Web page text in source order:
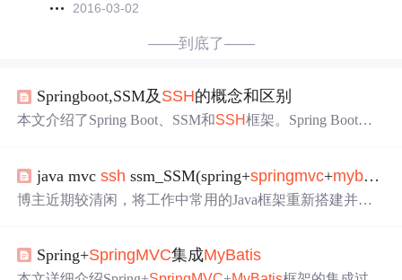
2016-03-02
——到底了——
Springboot,SSM及 SSH的概念和区别
本文介绍了Spring Boot、SSM和SSH框架。Spring Boot简
g和Hibernate，可快速搭建Web应用。还对比了Spring与Spri
ng Boot、SpringMVC的区别，以及各框架的概念和优点。
java mvcssh ssm_SSM(spring+springmvc+mybatis
博主近期较清闲，将工作中常用的Java框架重新搭建并分
有Struts + Spring + Hibernate框架，分配置和注解模式；以
及使用MySQL的Struts + Spring +iBatis框架，并提醒相关
Spring+SpringMVC集成MyBatis